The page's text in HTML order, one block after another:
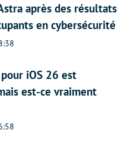
après des résultats
en cybersécurité
iOS 26 est
est-ce vraiment